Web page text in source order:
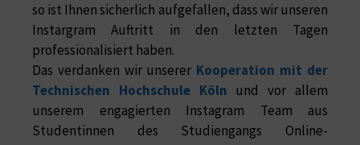
so ist Ihnen sicherlich aufgefallen, dass wir unseren
Instargram Auftritt in den letzten Tagen
professionalisiert haben.
Das verdanken wir unserer Kooperation mit der
Technischen Hochschule Köln und vor allem
unserem engagierten Instagram Team aus
Studentinnen des Studiengangs Online-